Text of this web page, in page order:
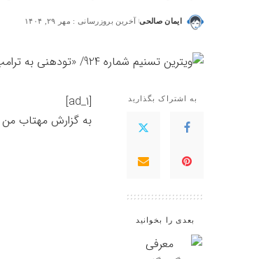
ایمان صالحی آخرین بروزرسانی : مهر ۲۹, ۱۴۰۴
به اشتراک بگذارید
بعدی را بخوانید
[ad_1]
به گزارش مهتاب من